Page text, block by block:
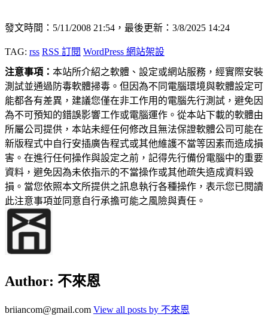
發文時間：5/11/2008 21:54，最後更新：3/8/2025 14:24
TAG: rss RSS 訂閱 WordPress 網站架設
注意事項： 本站所介紹之軟體、設定或網站服務，經實際安裝
測試並通過防毒軟體掃毒。但因為不同電腦環境與軟體設定可
能都各有差異，建議您僅在非工作用的電腦先行測試，避免因
為不可預知的錯誤影響工作或電腦運作。從本站下載的軟體由
所屬公司提供，本站未經任何修改且無法保證軟體公司可能在
新版程式中自行安插廣告程式或其他維護不當等因素而造成損
害。在進行任何操作與設定之前，記得先行備份電腦中的重要
資料，避免因為未依指示的不當操作或其他疏失造成資料毀
損。當您依照本文所提供之訊息執行各種操作，表示您已閱讀
此注意事項並同意自行承擔可能之風險與責任。
Author: 不來恩
briiancom@gmail.com View all posts by 不來恩